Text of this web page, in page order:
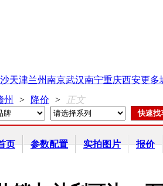
天津兰州南京武汉南宁重庆西安更多
州 > 降价 > 正文
页 参数配置 实拍图片 报价